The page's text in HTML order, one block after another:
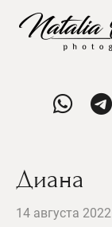
Диана
14 августа 2022